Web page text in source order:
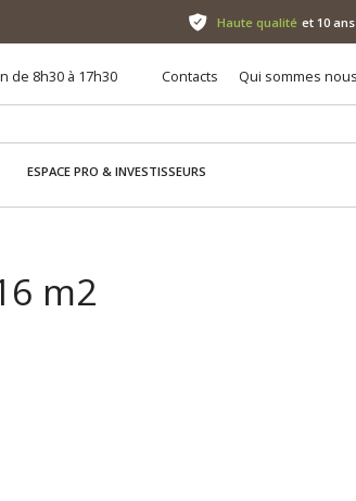
Haute qualité et 10
de 8h30 à 17h30 Contacts Qui sommes nous
ESPACE PRO & INVESTISSEURS
m2